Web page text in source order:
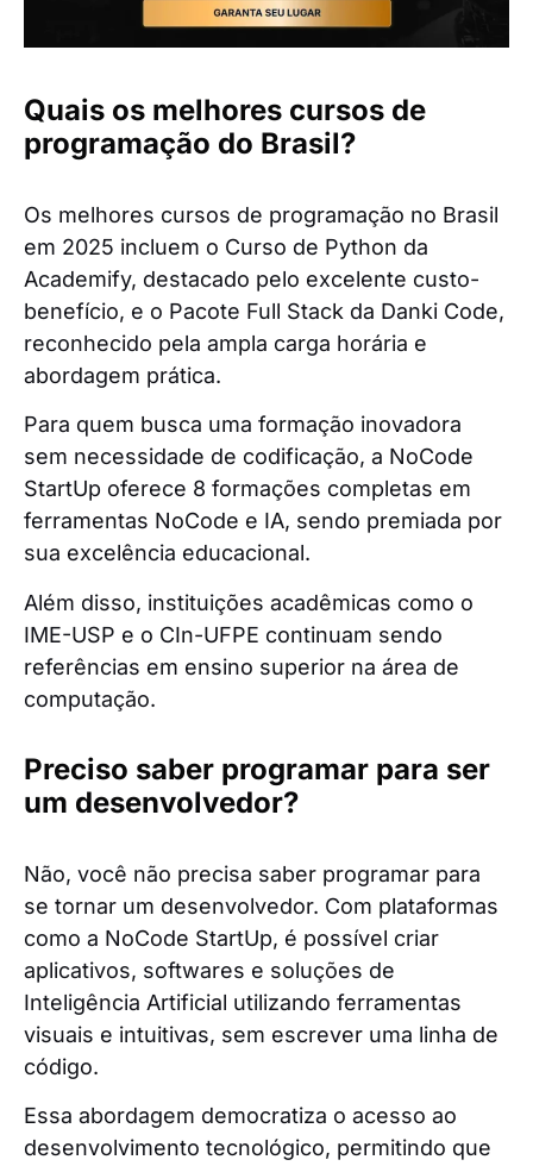
Quais os melhores cursos de
programação do Brasil?
Os melhores cursos de programação no Brasil
em 2025 incluem o Curso de Python da
Academify, destacado pelo excelente custo-
benefício, e o Pacote Full Stack da Danki Code,
reconhecido pela ampla carga horária e
abordagem prática.
Para quem busca uma formação inovadora
sem necessidade de codificação, a NoCode
StartUp oferece 8 formações completas em
ferramentas NoCode e IA, sendo premiada por
sua excelência educacional.
Além disso, instituições acadêmicas como o
IME-USP e o CIn-UFPE continuam sendo
referências em ensino superior na área de
computação.
Preciso saber programar para ser
um desenvolvedor?
Não, você não precisa saber programar para
se tornar um desenvolvedor. Com plataformas
como a NoCode StartUp, é possível criar
aplicativos, softwares e soluções de
Inteligência Artificial utilizando ferramentas
visuais e intuitivas, sem escrever uma linha de
código.
Essa abordagem democratiza o acesso ao
desenvolvimento tecnológico, permitindo que